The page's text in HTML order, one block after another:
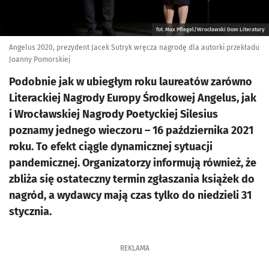
fot. Max Pflegel/Wrocławski Dom Literatury
Angelus 2020, prezydent Jacek Sutryk wręcza nagrodę dla autorki przekładu
Joanny Pomorskiej
Podobnie jak w ubiegłym roku laureatów zarówno
Literackiej Nagrody Europy Środkowej Angelus, jak
i Wrocławskiej Nagrody Poetyckiej Silesius
poznamy jednego wieczoru – 16 października 2021
roku. To efekt ciągle dynamicznej sytuacji
pandemicznej. Organizatorzy informują również, że
zbliża się ostateczny termin zgłaszania książek do
nagród, a wydawcy mają czas tylko do niedzieli 31
stycznia.
REKLAMA